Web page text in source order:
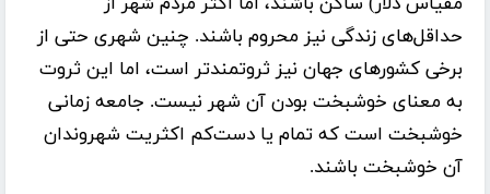
حداقل‌های زندگی نیز محروم باشند. چنین شهری حتی از
برخی کشورهای جهان نیز ثروتمندتر است، اما این ثروت
به معنای خوشبخت بودن آن شهر نیست. جامعه زمانی
خوشبخت است که تمام یا دست‌کم اکثریت شهروندان
آن خوشبخت باشند.